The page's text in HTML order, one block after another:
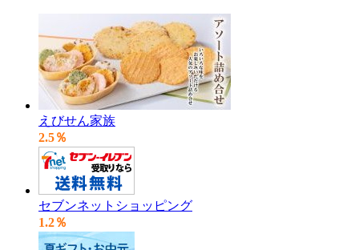
えびせん家族
2.5％
セブンネットショッピング
1.2％